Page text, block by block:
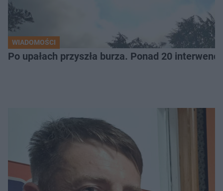
WIADOMOŚCI
Po upałach przyszła burza. Ponad 20